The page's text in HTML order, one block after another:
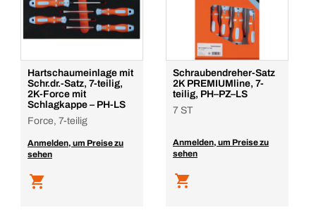
Hartschaumeinlage mit
Schr.dr.-Satz, 7-teilig,
2K-Force mit
Schlagkappe – PH-LS
Force, 7-teilig
Anmelden, um Preise zu
sehen
Schraubendreher-Satz
2K PREMIUMline, 7-
teilig, PH–PZ–LS
7 ST
Anmelden, um Preise zu
sehen